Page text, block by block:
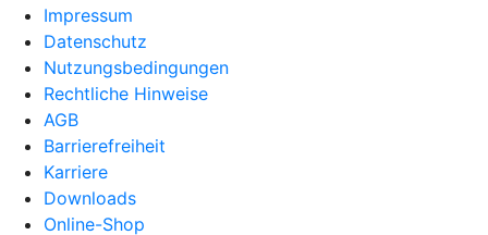
Impressum
Datenschutz
Nutzungsbedingungen
Rechtliche Hinweise
AGB
Barrierefreiheit
Karriere
Downloads
Online-Shop